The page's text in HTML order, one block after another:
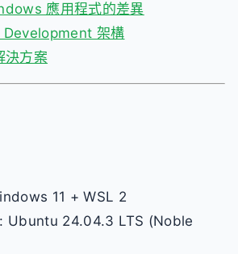
應用程式的差異
Development 架構
決方案
11 + WSL 2
: Ubuntu 24.04.3 LTS (Noble